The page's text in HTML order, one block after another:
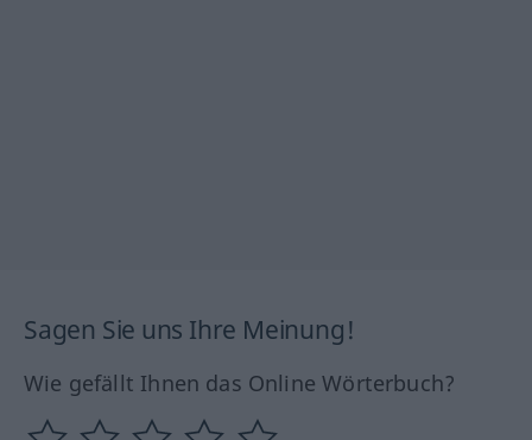
Sagen Sie uns Ihre Meinung!
Wie gefällt Ihnen das Online Wörterbuch?